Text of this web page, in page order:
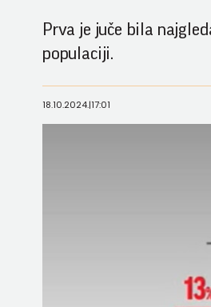
Prva je juče bila
populaciji.
18.10.2024.|17:01